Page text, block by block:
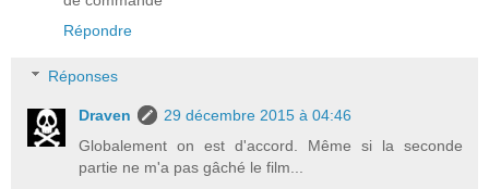
Répondre
Réponses
Draven
29 décembre 2015 à 04:46
Globalement on est d'accord. Même si la seconde
partie ne m'a pas gâché le film...